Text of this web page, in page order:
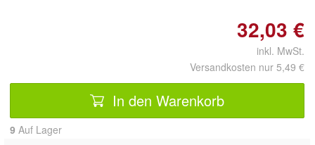
32,03 €
inkl. MwSt.
Versandkosten nur 5,49 €
In den Warenkorb
9 Auf Lager